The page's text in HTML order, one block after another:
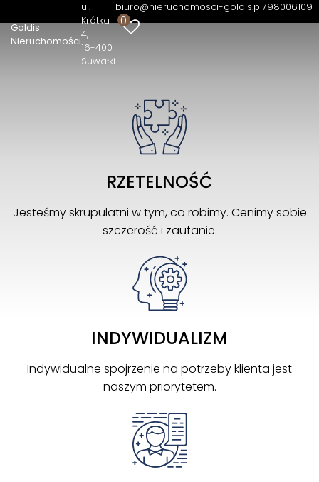
Goldis
Nieruchomości
ul.
Krótka
4
16-400
Suwałki
biuro@nieruchomosci-goldis.pl798006109
0
RZETELNOŚĆ
Jesteśmy skrupulatni w tym, co robimy. Cenimy sobie
szczerość i zaufanie.
INDYWIDUALIZM
Indywidualne spojrzenie na potrzeby klienta jest
naszym priorytetem.